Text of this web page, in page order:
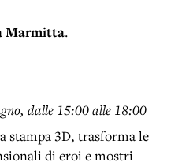
Marmitta.
dalle 15:00 alle 18:00
stampa 3D, trasforma le
di eroi e mostri